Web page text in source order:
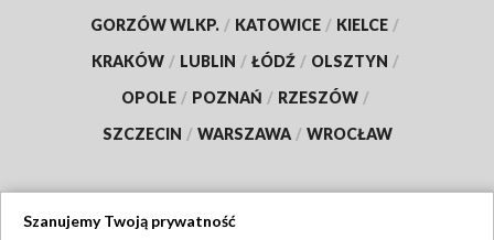
GORZÓW WLKP. / KATOWICE / KIELCE /
KRAKÓW / LUBLIN / ŁÓDŹ / OLSZTYN /
OPOLE / POZNAŃ / RZESZÓW /
SZCZECIN / WARSZAWA / WROCŁAW
Szanujemy Twoją prywatność